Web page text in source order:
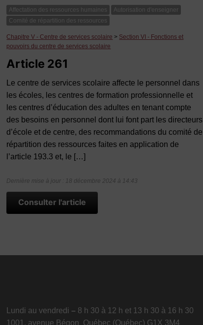
Affectation des ressources humaines
Autorisation d'enseigner
Comité de répartition des ressources
Chapitre V - Centre de services scolaire > Section VI - Fonctions et
pouvoirs du centre de services scolaire
Article 261
Le centre de services scolaire affecte le personnel dans
les écoles, les centres de formation professionnelle et
les centres d’éducation des adultes en tenant compte
des besoins en personnel dont lui font part les directeurs
d’école et de centre, des recommandations du comité de
répartition des ressources faites en application de
l’article 193.3 et, le […]
Dernière mise à jour : 18 décembre 2024 à 14:43
Consulter l'article
Lundi au vendredi– 8 h 30 à 12 h et 13 h 30 à 16 h 30
1001, avenue Bégon Québec (Québec) G1X 3M4